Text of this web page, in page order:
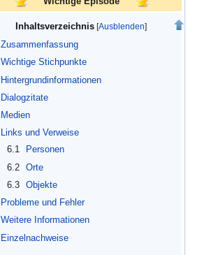
Inhaltsverzeichnis
Zusammenfassung
Wichtige Stichpunkte
Hintergrundinformationen
Dialogzitate
Medien
Links und Verweise
6.1
Personen
6.2
Orte
6.3
Objekte
Probleme und Fehler
Weitere Informationen
Einzelnachweise